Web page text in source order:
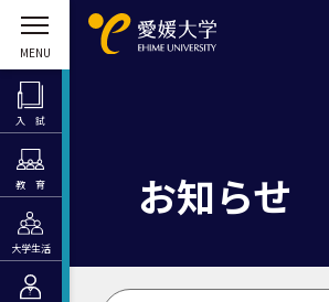
入 試
教 育
大学生活
お知らせ